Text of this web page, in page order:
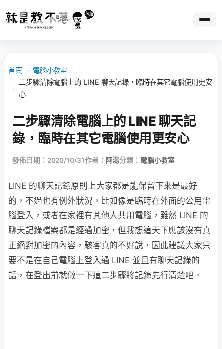
首頁 › 電腦小教室
›
二步驟清除電腦上的 LINE 聊天記錄，臨時在其它電腦使用更安
心
二步驟清除電腦上的 LINE 聊天記
錄，臨時在其它電腦使用更安心
發佈日期：2020/10/31作者： 阿湯分類： 電腦小教室
LINE 的聊天記錄原則上大家都是能保留下來是最好
的，不過也有例外狀況，比如像是臨時在外面的公用電
腦登入，或者在家裡有其他人共用電腦，雖然 LINE 的
聊天記錄檔案都是經過加密，但我想這天下應該沒有真
正絕對加密的內容，駭客真的不好說，因此建議大家只
要不是在自己電腦上登入過 LINE 並且有聊天記錄的
話，在登出前就做一下這二步驟將記錄先行清楚吧。